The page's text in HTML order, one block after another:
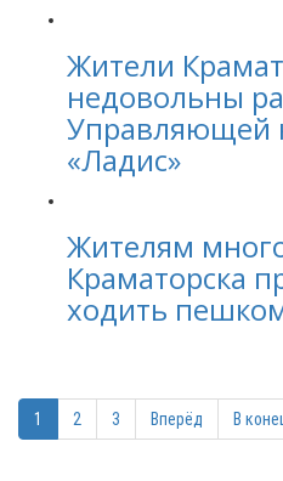
Жители
недовольны
Управляющей
«Ладис»
Жителям
Краматорска
ходить
1
2 3 Вперёд В